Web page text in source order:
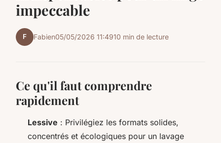
impeccable
F Fabien05/05/2026 11:4910 min de lecture
Ce qu'il faut comprendre
rapidement
Lessive : Privilégiez les formats solides,
concentrés et écologiques pour un lavage